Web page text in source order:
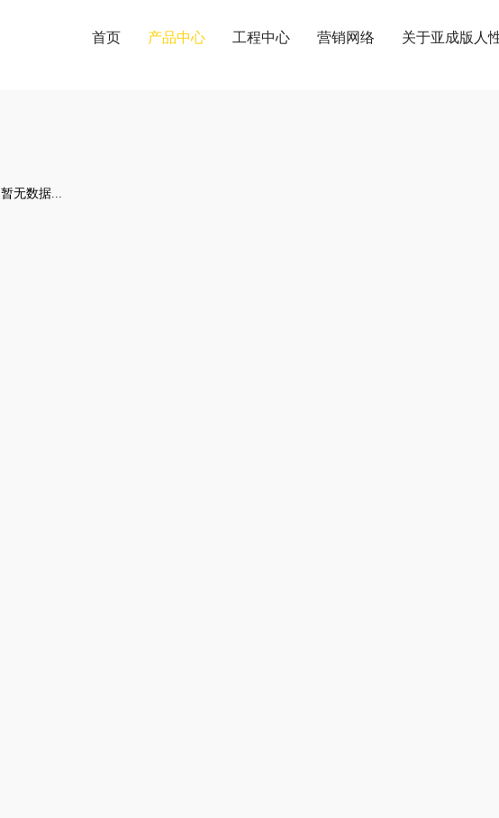
首页 产品中心 工程中心 营销网络 关于亚成版人
产品中心
暂无数据...